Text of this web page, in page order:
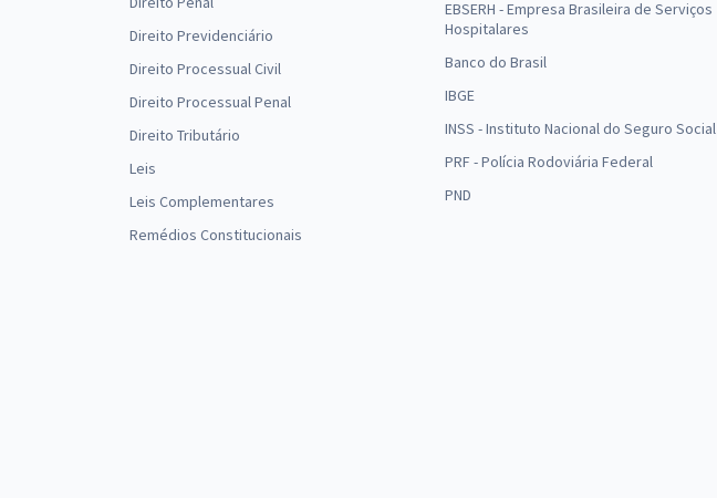
Direito Previdenciário
Direito Processual Civil
Direito Processual Penal
Direito Tributário
Leis
Leis Complementares
Remédios Constitucionais
EBSERH - Empresa Brasileira de Serviços
Hospitalares
Banco do Brasil
IBGE
INSS - Instituto Nacional do Seguro Social
PRF - Polícia Rodoviária Federal
PND